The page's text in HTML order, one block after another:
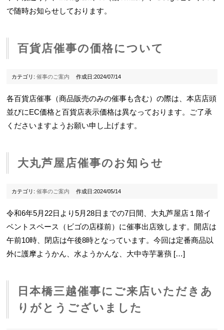
で随時お知らせしております。
百貨店催事の価格について
カテゴリ:催事のご案内 作成日:2024/07/14
各百貨店催事（商品販売のみの催事も含む）の際は、本店店頭
並びにEC価格と百貨店表示価格は異なっております。ご了承
くださいますようお願い申し上げます。
大丸芦屋店催事のお知らせ
カテゴリ:催事のご案内 作成日:2024/05/14
令和6年5月22日より5月28日までの7日間、大丸芦屋店１階イ
ベントスペース（ビゴの店様前）に催事出店致します。開店は
午前10時、閉店は午後8時となっています。今回は定番商品以
外に護摩ようかん、水ようかんな、大中寺芋薯蕷 […]
日本橋三越催事にご来店いただきあ
りがとうございました